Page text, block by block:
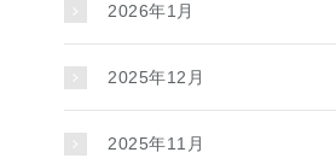
2026年1月
2025年12月
2025年11月